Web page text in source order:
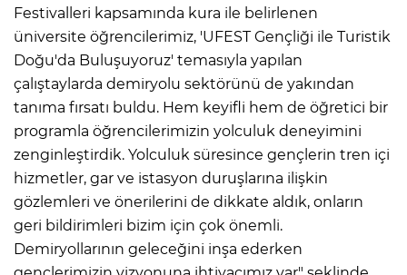
Festivalleri kapsamında kura ile belirlenen
üniversite öğrencilerimiz, 'UFEST Gençliği ile Turistik
Doğu'da Buluşuyoruz' temasıyla yapılan
çalıştaylarda demiryolu sektörünü de yakından
tanıma fırsatı buldu. Hem keyifli hem de öğretici bir
programla öğrencilerimizin yolculuk deneyimini
zenginleştirdik. Yolculuk süresince gençlerin tren içi
hizmetler, gar ve istasyon duruşlarına ilişkin
gözlemleri ve önerilerini de dikkate aldık, onların
geri bildirimleri bizim için çok önemli.
Demiryollarının geleceğini inşa ederken